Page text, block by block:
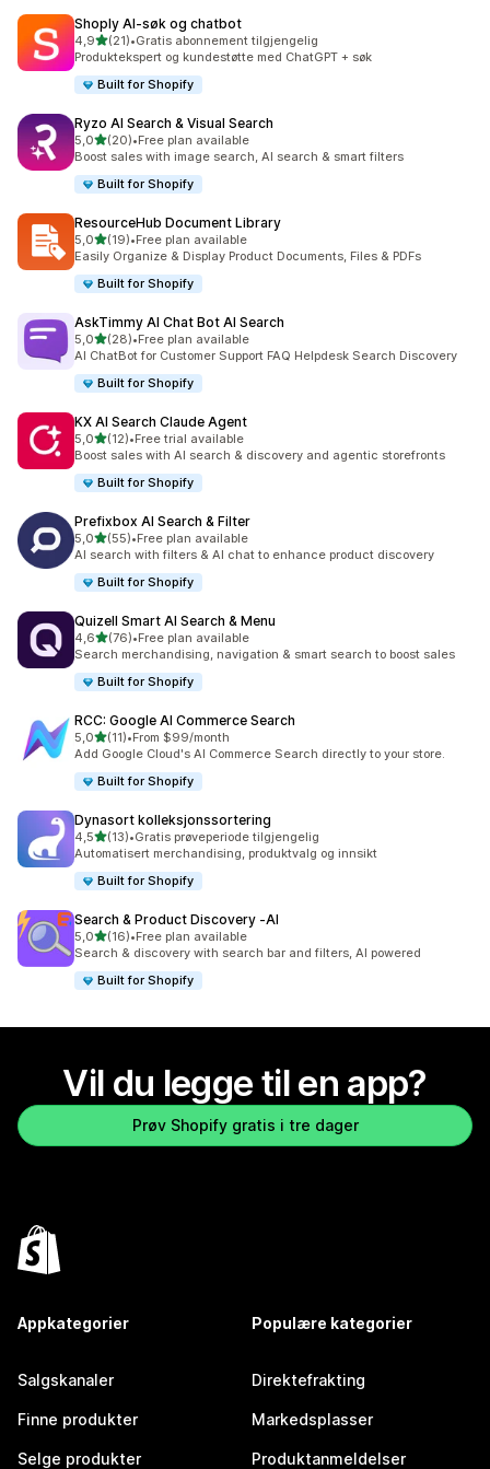
Shoply AI‑søk og chatbot
4,9av 5 stjerner
(21)
Totalt 21 omtaler
•Gratis abonnement tilgjengelig
Produktekspert og kundestøtte med ChatGPT + søk
Built for Shopify
Ryzo AI Search & Visual Search
5,0av 5 stjerner
(20)
Totalt 20 omtaler
•Free plan available
Boost sales with image search, AI search & smart filters
Built for Shopify
ResourceHub Document Library
5,0av 5 stjerner
(19)
Totalt 19 omtaler
•Free plan available
Easily Organize & Display Product Documents, Files & PDFs
Built for Shopify
AskTimmy AI Chat Bot AI Search
5,0av 5 stjerner
(28)
Totalt 28 omtaler
•Free plan available
AI ChatBot for Customer Support FAQ Helpdesk Search Discovery
Built for Shopify
KX AI Search Claude Agent
5,0av 5 stjerner
(12)
Totalt 12 omtaler
•Free trial available
Boost sales with AI search & discovery and agentic storefronts
Built for Shopify
Prefixbox AI Search & Filter
5,0av 5 stjerner
(55)
Totalt 55 omtaler
•Free plan available
AI search with filters & AI chat to enhance product discovery
Built for Shopify
Quizell Smart AI Search & Menu
4,6av 5 stjerner
(76)
Totalt 76 omtaler
•Free plan available
Search merchandising, navigation & smart search to boost sales
Built for Shopify
RCC: Google AI Commerce Search
5,0av 5 stjerner
(11)
Totalt 11 omtaler
•From $99/month
Add Google Cloud's AI Commerce Search directly to your store.
Built for Shopify
Dynasort kolleksjonssortering
4,5av 5 stjerner
(13)
Totalt 13 omtaler
•Gratis prøveperiode tilgjengelig
Automatisert merchandising, produktvalg og innsikt
Built for Shopify
Search & Product Discovery ‑AI
5,0av 5 stjerner
(16)
Totalt 16 omtaler
•Free plan available
Search & discovery with search bar and filters, AI powered
Built for Shopify
Vil du legge til en app?
Prøv Shopify gratis i tre dager
Appkategorier
Salgskanaler
Finne produkter
Selge produkter
Populære kategorier
Direktefrakting
Markedsplasser
Produktanmeldelser